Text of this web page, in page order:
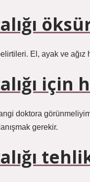
El, ayak ve
doktora
gerekir.